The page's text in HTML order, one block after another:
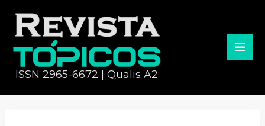
ISSN 2965-6672 | Qualis A2